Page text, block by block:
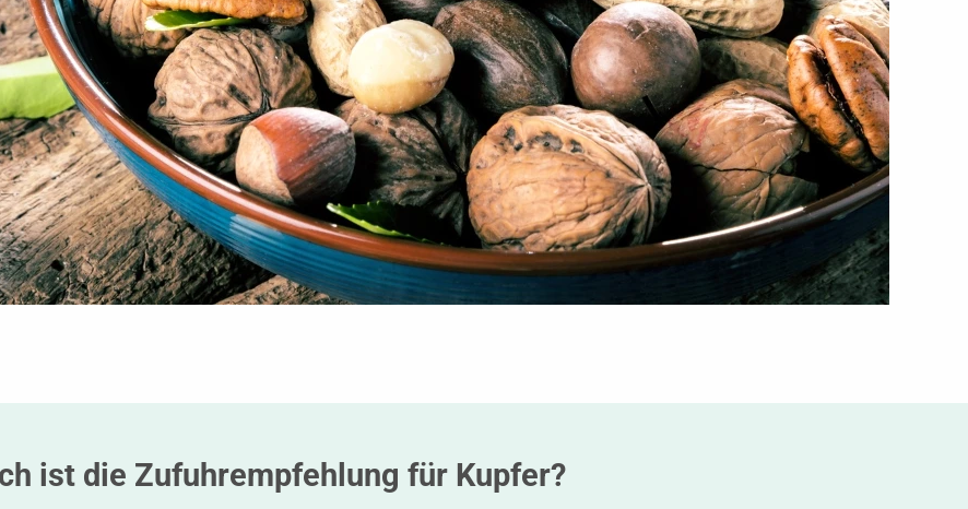
ist die Zufuhrempfehlung für Kupfer?